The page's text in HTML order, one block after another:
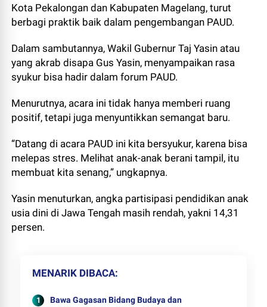
Kota Pekalongan dan Kabupaten Magelang, turut
berbagi praktik baik dalam pengembangan PAUD.
Dalam sambutannya, Wakil Gubernur Taj Yasin atau
yang akrab disapa Gus Yasin, menyampaikan rasa
syukur bisa hadir dalam forum PAUD.
Menurutnya, acara ini tidak hanya memberi ruang
positif, tetapi juga menyuntikkan semangat baru.
“Datang di acara PAUD ini kita bersyukur, karena bisa
melepas stres. Melihat anak-anak berani tampil, itu
membuat kita senang,” ungkapnya.
Yasin menuturkan, angka partisipasi pendidikan anak
usia dini di Jawa Tengah masih rendah, yakni 14,31
persen.
MENARIK DIBACA
Bawa Gagasan Bidang Budaya dan